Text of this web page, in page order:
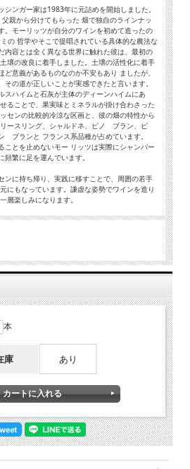
ンガー家は1983年に元詰めを開始しました。
親から分けてもらった 畑で独自のラインナッ
。モーリッツが自分のワインを初めて造ったの
の 哲学やそこで提唱されている具体的な農法な
内容とは全く異なる世界に触れた彼は、最初の
壌の改良に着手しました。土壌の活性化に着手
ど意義があるものなのか不安もあり ましたが、
の道が正しいことが実感できたと言います。
スハイムと石灰が主体のディーンハイムにあ
ることで、果実味とミネラルが掛け合わさった
センの比較的冷涼な区画と、彼の畑の特性から
ースリング、シャルドネ、ピノ ブラン、ピ
ブランと フランス系品種が占めています。
ことを止めないモー リッツは実際にシャンパー
繁に足を運んでいます。
ンに持ち帰り、実践に移すことで、周囲の若手
にもなっています。謙虚な姿勢でワインを造り
層楽しみになります。
本
庫 あり